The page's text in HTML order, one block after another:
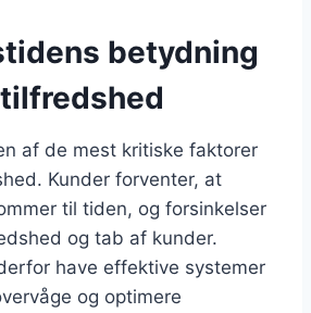
betydning
af de mest kritiske faktorer
Kunder forventer, at
til tiden, og forsinkelser
og tab af kunder.
have effektive systemer
og optimere